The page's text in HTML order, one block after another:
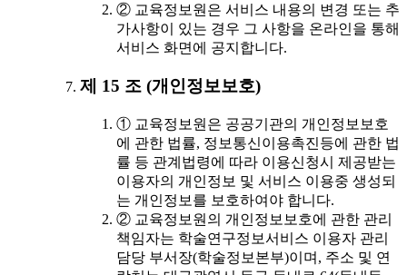
② 교육정보원은 서비스 내용의 변경 또는 추
가사항이 있는 경우 그 사항을 온라인을 통해
서비스 화면에 공지합니다.
제 15 조 (개인정보보호)
① 교육정보원은 공공기관의 개인정보보호
에 관한 법률, 정보통신이용촉진등에 관한 법
률 등 관계법령에 따라 이용신청시 제공받는
이용자의 개인정보 및 서비스 이용중 생성되
는 개인정보를 보호하여야 합니다.
② 교육정보원의 개인정보보호에 관한 관리
책임자는 학술연구정보서비스 이용자 관리
담당 부서장(학술정보본부)이며, 주소 및 연